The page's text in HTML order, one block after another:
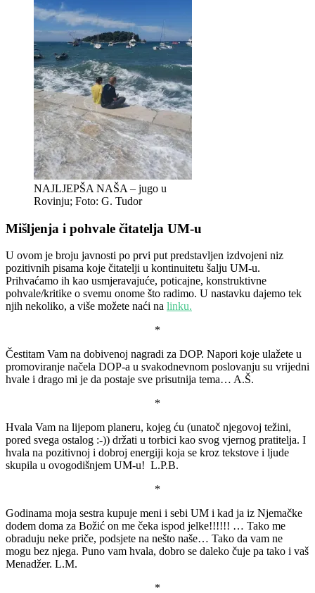
NAJLJEPŠA NAŠA – jugo u
Rovinju; Foto: G. Tudor
Mišljenja i pohvale čitatelja UM-u
U ovom je broju javnosti po prvi put predstavljen izdvojeni niz
pozitivnih pisama koje čitatelji u kontinuitetu šalju UM-u.
Prihvaćamo ih kao usmjeravajuće, poticajne, konstruktivne
pohvale/kritike o svemu onome što radimo. U nastavku dajemo tek
njih nekoliko, a više možete naći na linku.
*
Čestitam Vam na dobivenoj nagradi za DOP. Napori koje ulažete u
promoviranje načela DOP-a u svakodnevnom poslovanju su vrijedni
hvale i drago mi je da postaje sve prisutnija tema… A.Š.
*
Hvala Vam na lijepom planeru, kojeg ću (unatoč njegovoj težini,
pored svega ostalog :-)) držati u torbici kao svog vjernog pratitelja. I
hvala na pozitivnoj i dobroj energiji koja se kroz tekstove i ljude
skupila u ovogodišnjem UM-u! L.P.B.
*
Godinama moja sestra kupuje meni i sebi UM i kad ja iz Njemačke
dodem doma za Božić on me čeka ispod jelke!!!!!! … Tako me
obraduju neke priče, podsjete na nešto naše… Tako da vam ne
mogu bez njega. Puno vam hvala, dobro se daleko čuje pa tako i vaš
Menadžer. L.M.
*